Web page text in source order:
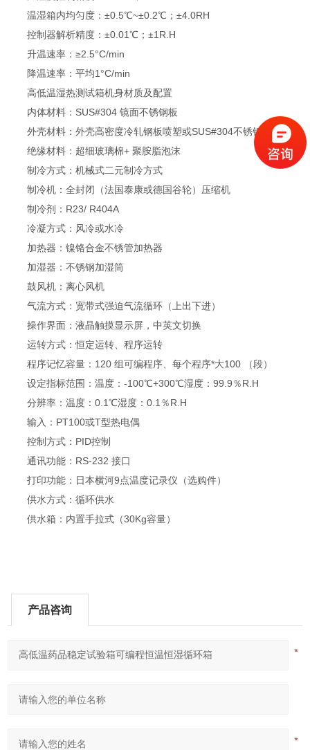
温湿箱内均匀度：±0.5℃~±0.2℃；±4.0RH
控制器解析精度：±0.01℃；±1R.H
升温速率：≥2.5°C/min
降温速率：平均1°C/min
高低温湿热测试箱机身材质及配置
内体材料：SUS#304 镜面不锈钢板
外壳材料：外壳高密度冷轧钢板喷塑或SUS#304不锈钢。
绝缘材料：超细玻璃棉+ 聚胺脂泡沫
制冷方式：机械式二元制冷方式
制冷机：全封闭（法国泰康或德国谷轮）压缩机
制冷剂：R23/ R404A
冷凝方式：风冷或水冷
加热器：镍铬合金不锈管加热器
加湿器：不锈钢加湿筒
鼓风机：离心风机
气流方式：宽带式强迫气流循环（上出下进）
操作界面：液晶触摸显示屏，中英文切换
运转方式：恒定运转、程序运转
程序记忆容量：120 组可编程序、每个程序*大100 （段）
设定指标范围：温度：-100℃+300℃湿度：99.9％R.H
分辨率：温度：0.1℃湿度：0.1％R.H
输入：PT100或T型热电偶
控制方式：PID控制
通讯功能：RS-232 接口
打印功能：日本横河9点温度记录仪（选购件）
供水方式：循环供水
供水箱：内置手拉式（30Kg容量）
产品咨询